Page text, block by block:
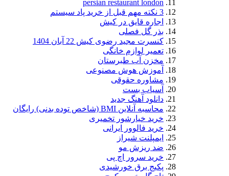
persian restaurant london
3 نکته مهم قبل از خرید پاد سیستم
اجاره قایق در کیش
بذر گل فصلی
کنسرت مجید رضوی کیش 22 آبان 1404
تعمیر لوازم خانگی
مخزن آب طبرستان
آموزش هوش مصنوعی
مشاوره حقوقی
آسیاب بست
دانلود آهنگ جدید
محاسبه آنلاین BMI (شاخص توده بدنی) رایگان
خرید خیارشور تخمیری
خرید فالوور ایرانی
ایمپلنت شیراز
ضد ریزش مو
خرید سرور اچ پی
پکیج برق خورشیدی